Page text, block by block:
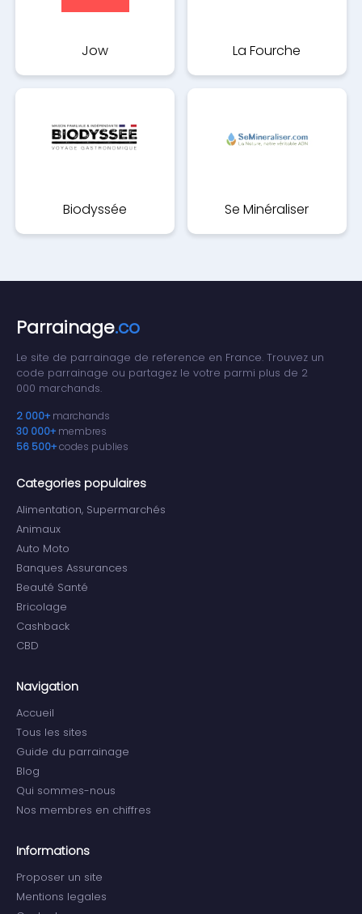
Jow La Fourche
Biodyssée Se Minéraliser
Parrainage.co
Le site de parrainage de reference en France. Trouvez un
code parrainage ou partagez le votre parmi plus de 2
000 marchands.
2 000+ marchands
30 000+ membres
56 500+codes publies
Categories populaires
Alimentation, Supermarchés
Animaux
Auto Moto
Banques Assurances
Beauté Santé
Bricolage
Cashback
CBD
Navigation
Accueil
Tous les sites
Guide du parrainage
Blog
Qui sommes-nous
Nos membres en chiffres
Informations
Proposer un site
Mentions legales